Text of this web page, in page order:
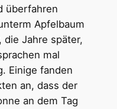
überfahren
Apfelbaum
Jahre später,
mal
Einige fanden
an, dass der
an dem Tag